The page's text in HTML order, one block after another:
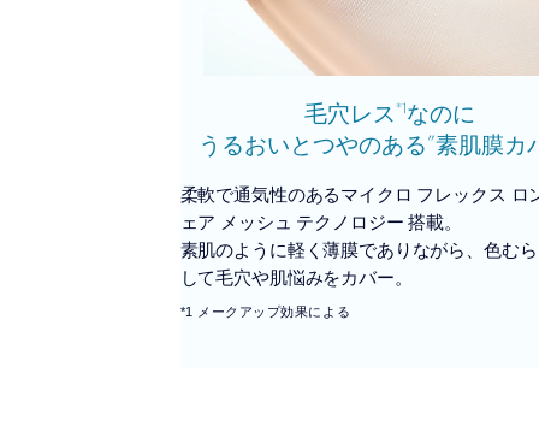
毛穴レス *1なのに
うるおいと つやのある”素肌膜カ
柔軟で通気性のあるマイクロ フレックス ロ
ェア メッシュ テクノロジー 搭載。
素肌のように軽く薄膜でありながら、色む
して毛穴や肌悩みをカバー。
*1 メークアップ効果による